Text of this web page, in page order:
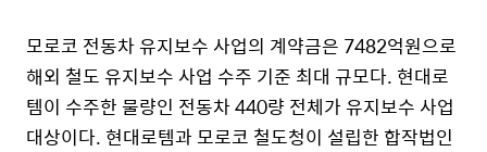
모로코 전동차 유지보수 사업의 계약금은 7482억원으로
해외 철도 유지보수 사업 수주 기준 최대 규모다. 현대로
템이 수주한 물량인 전동차440량 전체가 유지보수 사업
대상이다. 현대로템과 모로코 철도청이 설립한 합작법인